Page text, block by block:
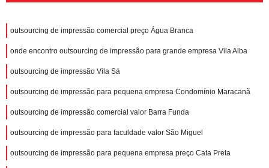
outsourcing de impressão comercial preço Água Branca
onde encontro outsourcing de impressão para grande empresa Vila Alba
outsourcing de impressão Vila Sá
outsourcing de impressão para pequena empresa Condomínio Maracanã
outsourcing de impressão comercial valor Barra Funda
outsourcing de impressão para faculdade valor São Miguel
outsourcing de impressão para pequena empresa preço Cata Preta